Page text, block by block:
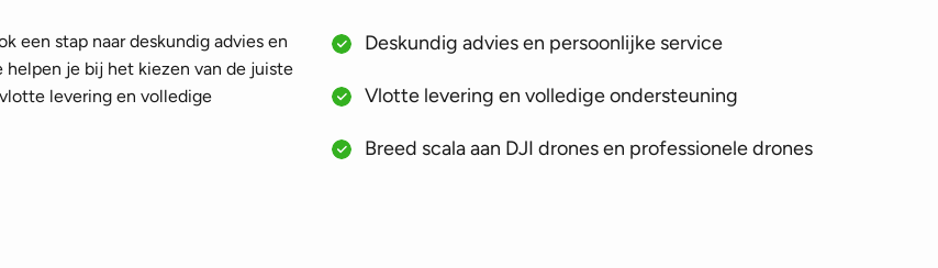
een stap naar deskundig advies en
helpen je bij het kiezen van de juiste
levering en volledige
Deskundig advies en persoonlijke service
Vlotte levering en volledige ondersteuning
Breed scala aan DJI drones en professionele drones